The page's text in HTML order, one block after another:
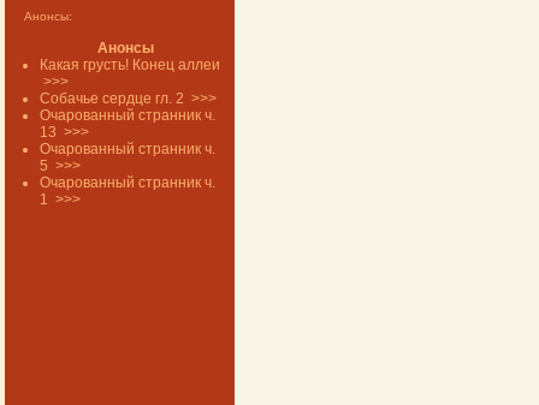
Анонсы:
Анонсы
Какая грусть! Конец аллеи
>>>
Собачье сердце гл. 2 >>>
Очарованный странник ч.
13 >>>
Очарованный странник ч.
5 >>>
Очарованный странник ч.
1 >>>